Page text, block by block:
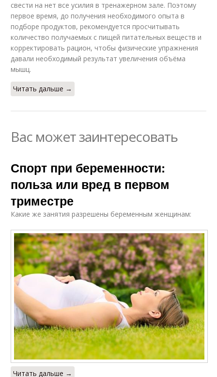
свести на нет все усилия в тренажерном зале. Поэтому
первое время, до получения необходимого опыта в
подборе продуктов, рекомендуется просчитывать
количество получаемых с пищей питательных веществ и
корректировать рацион, чтобы физические упражнения
давали необходимый результат увеличения объёма
мышц.
Читать дальше →
Вас может заинтересовать
Спорт при беременности:
польза или вред в первом
триместре
Какие же занятия разрешены беременным женщинам:
Читать дальше →